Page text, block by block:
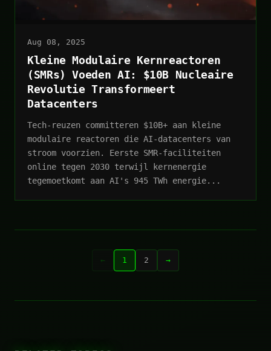
Aug 08, 2025
Kleine Modulaire Kernreactoren
(SMRs) Voeden AI: $10B Nucleaire
Revolutie Transformeert
Datacenters
Tech-reuzen committeren $10B+ aan kleine
modulaire reactoren die AI-datacenters van
stroom voorzien. Eerste SMR-faciliteiten
online tegen 2030 terwijl kernenergie
tegemoetkomt aan AI's 945 TWh energie...
← 1 2 →